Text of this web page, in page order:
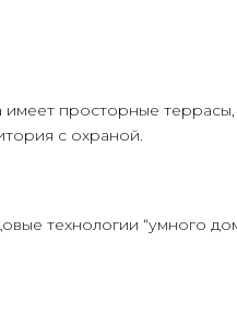
просторные
с охраной.
технологии “умного